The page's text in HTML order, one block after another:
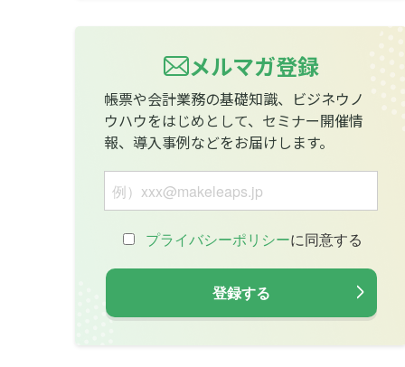
メルマガ登録
帳票や会計業務の基礎知識、ビジネウノ
ウハウをはじめとして、セミナー開催情
報、導入事例などをお届けします。